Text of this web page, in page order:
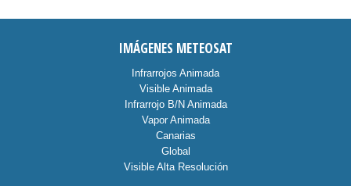
IMÁGENES METEOSAT
Infrarrojos Animada
Visible Animada
Infrarrojo B/N Animada
Vapor Animada
Canarias
Global
Visible Alta Resolución